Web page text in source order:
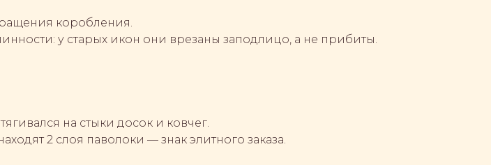
коробления.
у старых икон они врезаны заподлицо, а не прибиты.
на стыки досок и ковчег.
2 слоя паволоки — знак элитного заказа.